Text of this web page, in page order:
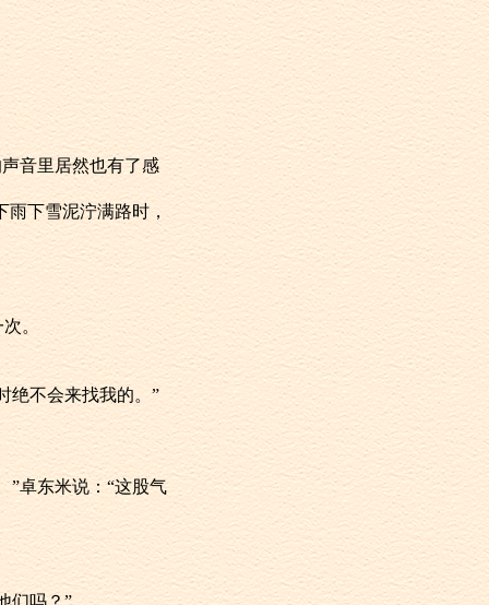
声音里居然也有了感
雨下雪泥泞满路时，
。
绝不会来找我的。”
”卓东米说：“这股气
们吗？”